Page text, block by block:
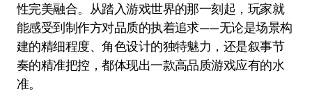
性完美融合。从踏入游戏世界的那一刻起，玩家就
能感受到制作方对品质的执着追求——无论是场景构
建的精细程度、角色设计的独特魅力，还是叙事节
奏的精准把控，都体现出一款高品质游戏应有的水
准。